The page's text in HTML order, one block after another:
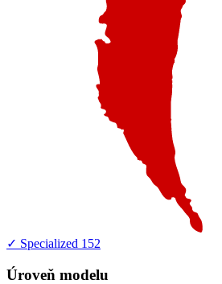
✓ Specialized 152
Úroveň modelu